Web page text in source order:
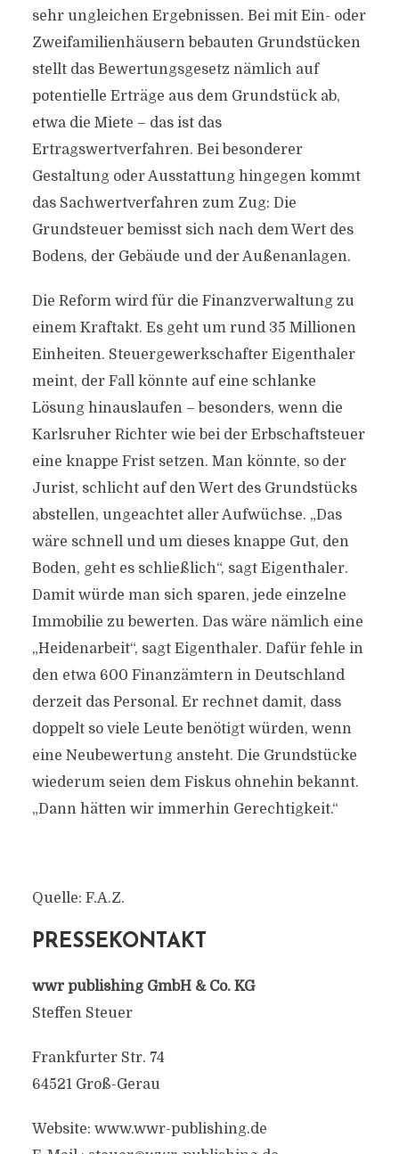
sehr ungleichen Ergebnissen. Bei mit Ein- oder
Zweifamilienhäusern bebauten Grundstücken
stellt das Bewertungsgesetz nämlich auf
potentielle Erträge aus dem Grundstück ab,
etwa die Miete – das ist das
Ertragswertverfahren. Bei besonderer
Gestaltung oder Ausstattung hingegen kommt
das Sachwertverfahren zum Zug: Die
Grundsteuer bemisst sich nach dem Wert des
Bodens, der Gebäude und der Außenanlagen.
Die Reform wird für die Finanzverwaltung zu
einem Kraftakt. Es geht um rund 35 Millionen
Einheiten. Steuergewerkschafter Eigenthaler
meint, der Fall könnte auf eine schlanke
Lösung hinauslaufen – besonders, wenn die
Karlsruher Richter wie bei der Erbschaftsteuer
eine knappe Frist setzen. Man könnte, so der
Jurist, schlicht auf den Wert des Grundstücks
abstellen, ungeachtet aller Aufwüchse. „Das
wäre schnell und um dieses knappe Gut, den
Boden, geht es schließlich“, sagt Eigenthaler.
Damit würde man sich sparen, jede einzelne
Immobilie zu bewerten. Das wäre nämlich eine
„Heidenarbeit“, sagt Eigenthaler. Dafür fehle in
den etwa 600 Finanzämtern in Deutschland
derzeit das Personal. Er rechnet damit, dass
doppelt so viele Leute benötigt würden, wenn
eine Neubewertung ansteht. Die Grundstücke
wiederum seien dem Fiskus ohnehin bekannt.
„Dann hätten wir immerhin Gerechtigkeit.“
Quelle: F.A.Z.
PRESSEKONTAKT
wwr publishing GmbH & Co. KG
Steffen Steuer
Frankfurter Str. 74
64521 Groß-Gerau
Website: www.wwr-publishing.de